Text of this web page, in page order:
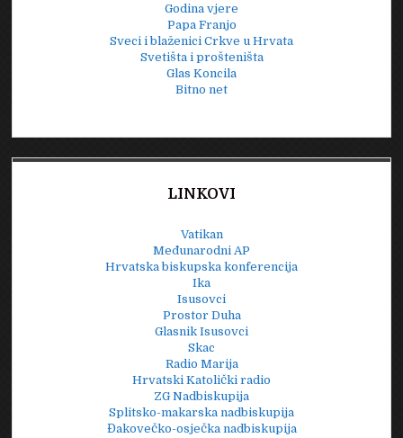
Godina vjere
Papa Franjo
Sveci i blaženici Crkve u Hrvata
Svetišta i prošteništa
Glas Koncila
Bitno net
LINKOVI
Vatikan
Međunarodni AP
Hrvatska biskupska konferencija
Ika
Isusovci
Prostor Duha
Glasnik Isusovci
Skac
Radio Marija
Hrvatski Katolički radio
ZG Nadbiskupija
Splitsko-makarska nadbiskupija
Đakovečko-osječka nadbiskupija